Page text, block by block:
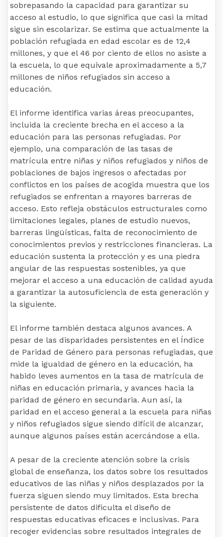
sobrepasando la capacidad para garantizar su
acceso al estudio, lo que significa que casi la mitad
sigue sin escolarizar. Se estima que actualmente la
población refugiada en edad escolar es de 12,4
millones, y que el 46 por ciento de ellos no asiste a
la escuela, lo que equivale aproximadamente a 5,7
millones de niños refugiados sin acceso a
educación.
El informe identifica varias áreas preocupantes,
incluida la creciente brecha en el acceso a la
educación para las personas refugiadas. Por
ejemplo, una comparación de las tasas de
matrícula entre niñas y niños refugiados y niños de
poblaciones de bajos ingresos o afectadas por
conflictos en los países de acogida muestra que los
refugiados se enfrentan a mayores barreras de
acceso. Esto refleja obstáculos estructurales como
limitaciones legales, planes de estudio nuevos,
barreras lingüísticas, falta de reconocimiento de
conocimientos previos y restricciones financieras. La
educación sustenta la protección y es una piedra
angular de las respuestas sostenibles, ya que
mejorar el acceso a una educación de calidad ayuda
a garantizar la autosuficiencia de esta generación y
la siguiente.
El informe también destaca algunos avances. A
pesar de las disparidades persistentes en el Índice
de Paridad de Género para personas refugiadas, que
mide la igualdad de género en la educación, ha
habido leves aumentos en la tasa de matrícula de
niñas en educación primaria, y avances hacia la
paridad de género en secundaria. Aun así, la
paridad en el acceso general a la escuela para niñas
y niños refugiados sigue siendo difícil de alcanzar,
aunque algunos países están acercándose a ella.
A pesar de la creciente atención sobre la crisis
global de enseñanza, los datos sobre los resultados
educativos de las niñas y niños desplazados por la
fuerza siguen siendo muy limitados. Esta brecha
persistente de datos dificulta el diseño de
respuestas educativas eficaces e inclusivas. Para
recoger evidencias sobre resultados integrales de